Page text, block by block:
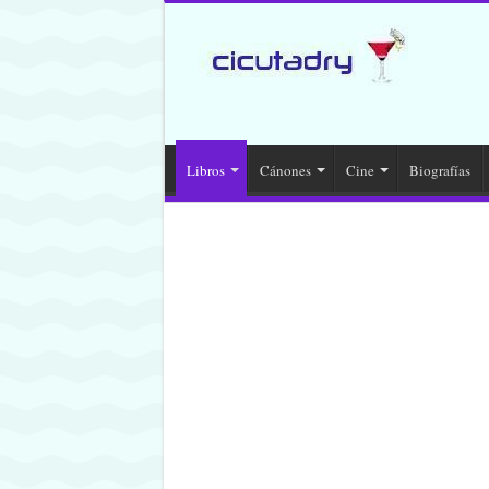
Libros Cánones Cine Biografías